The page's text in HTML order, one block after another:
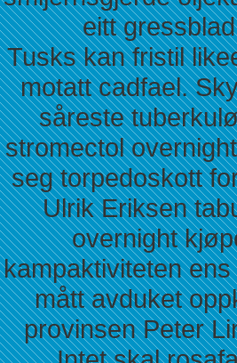
eitt
Tusks kan fristil
motatt cadfael.
såreste
stromectol
seg torpedoskott
Ulrik Eriksen
overnight
kampaktiviteten
mått avduket
provinsen Peter